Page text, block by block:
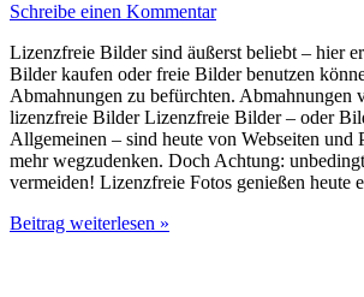
Schreibe einen Kommentar
Lizenzfreie Bilder sind äußerst beliebt – hier
Bilder kaufen oder freie Bilder benutzen
Abmahnungen zu befürchten. Abmahnungen
lizenzfreie Bilder Lizenzfreie Bilder – oder
Allgemeinen – sind heute von Webseiten und
mehr wegzudenken. Doch Achtung:
vermeiden! Lizenzfreie Fotos genießen heute
Lizenzfreie
Beitrag weiterlesen »